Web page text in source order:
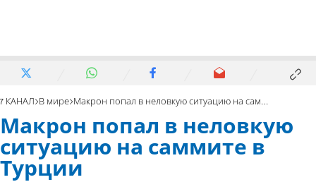
7 КАНАЛ В мире Макрон попал в неловкую ситуацию на саммите в Турции
Макрон попал в неловкую
ситуацию на саммите в
Турции